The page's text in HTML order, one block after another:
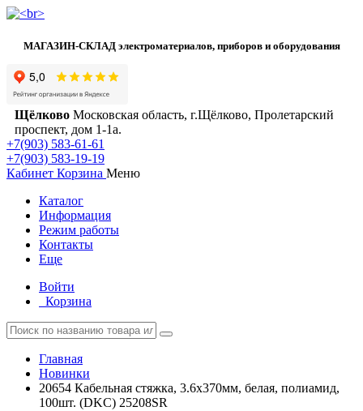
МАГАЗИН-СКЛАД электроматериалов, приборов и оборудования
Щёлково Московская область, г.Щёлково, Пролетарский
проспект, дом 1‑1а.
+7(903) 583-61-61
+7(903) 583-19-19
Кабинет Корзина Меню
Каталог
Информация
Режим работы
Контакты
Еще
Войти
Корзина
Главная
Новинки
20654 Кабельная стяжка, 3.6х370мм, белая, полиамид,
100шт. (DKC) 25208SR